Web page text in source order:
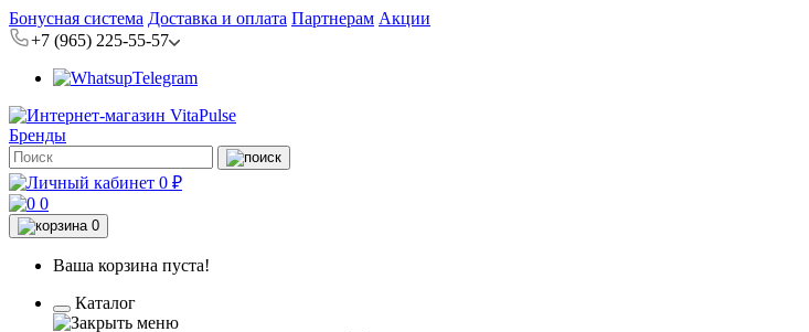
Бонусная система Доставка и оплата Партнерам Акции
+7 (965) 225-55-57
Telegram
Бренды
0 ₽
0
0
Ваша корзина пуста!
Каталог